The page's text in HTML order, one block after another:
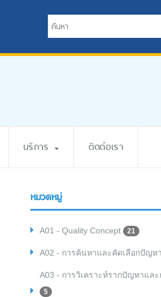
บริการ ติดต่อเรา
หมวดหมู่
A01 - Quality Concept 21
A02 - การค้นหาและคัดเลือกปัญหา
A03 - การวิเคราะห์รากปัญหาแล
5